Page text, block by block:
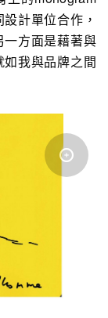
計單位合作，
方面是藉著與
我與品牌之間